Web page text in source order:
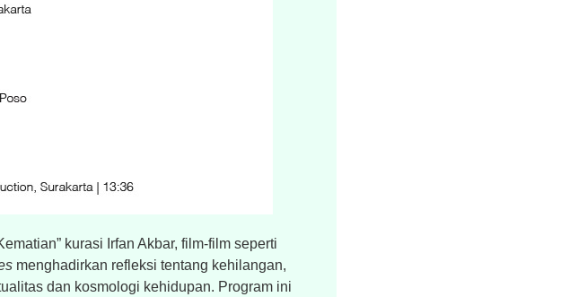
kurasi Irfan Akbar, film-film seperti
menghadirkan refleksi tentang kehilangan,
dan kosmologi kehidupan. Program ini